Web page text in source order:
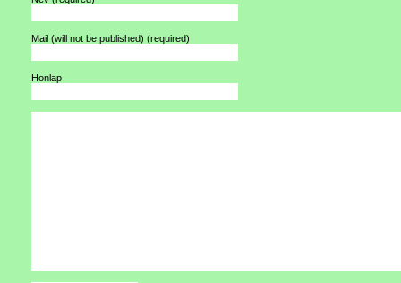
Mail (will not be published) (required)
Honlap